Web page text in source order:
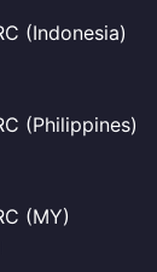
(Indonesia)
(Philippines)
(MY)